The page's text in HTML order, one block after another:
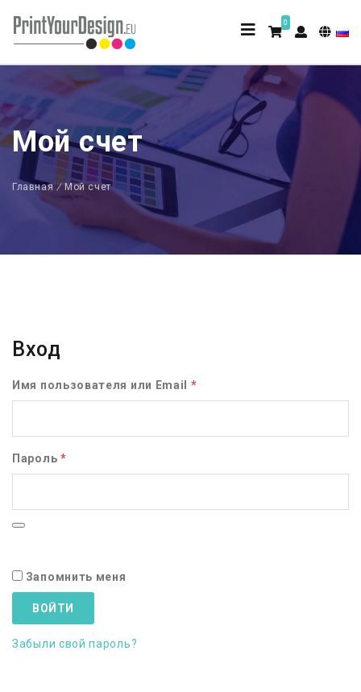
0
Мой счет
Главная / Мой счет
Вход
Имя пользователя или Email *Обязательно
Пароль *Обязательно
Запомнить меня
ВОЙТИ
Забыли свой пароль?